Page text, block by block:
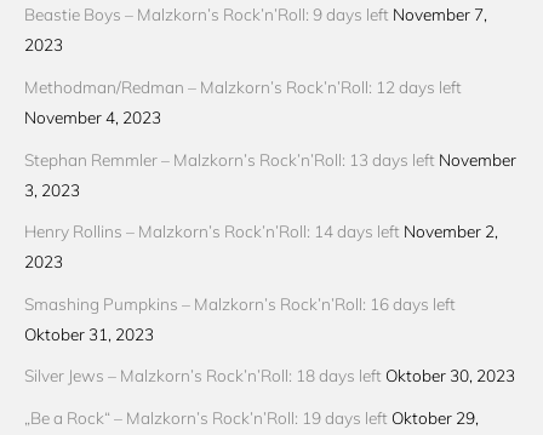
Beastie Boys – Malzkorn’s Rock’n’Roll: 9 days left November 7,
2023
Methodman/Redman – Malzkorn’s Rock’n’Roll: 12 days left
November 4, 2023
Stephan Remmler – Malzkorn’s Rock’n’Roll: 13 days left November
3, 2023
Henry Rollins – Malzkorn’s Rock’n’Roll: 14 days left November 2,
2023
Smashing Pumpkins – Malzkorn’s Rock’n’Roll: 16 days left
Oktober 31, 2023
Silver Jews – Malzkorn’s Rock’n’Roll: 18 days left Oktober 30, 2023
„Be a Rock“ – Malzkorn’s Rock’n’Roll: 19 days left Oktober 29,